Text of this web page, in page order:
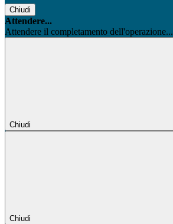
Chiudi
Attendere...
Attendere il completamento dell'operazione...
Chiudi
Chiudi